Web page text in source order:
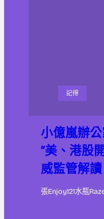
記得
小億嵐辦
“美、港股
威監管解讀
張Enjoy121水瓶